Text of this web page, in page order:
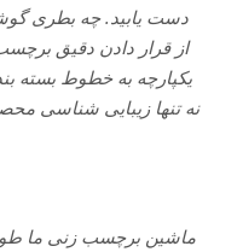
دست یابید. چه بطری
از قرار دادن دقیق
یکپارچه به خطوط بسته
نه تنها زیبایی شناسی
ماشین برچسب زنی ما